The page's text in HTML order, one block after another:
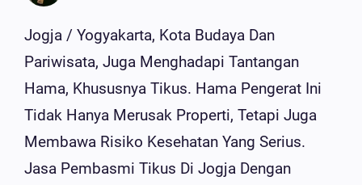
Jogja / Yogyakarta, Kota Budaya Dan
Pariwisata, Juga Menghadapi Tantangan
Hama, Khususnya Tikus. Hama Pengerat Ini
Tidak Hanya Merusak Properti, Tetapi Juga
Membawa Risiko Kesehatan Yang Serius.
Jasa Pembasmi Tikus Di Jogja Dengan